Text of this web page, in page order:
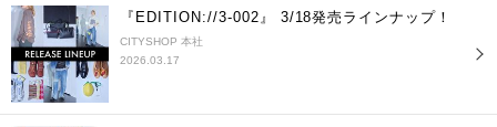
『EDITION://3-002』 3/18発売ラインナップ！
CITYSHOP 本社
2026.03.17